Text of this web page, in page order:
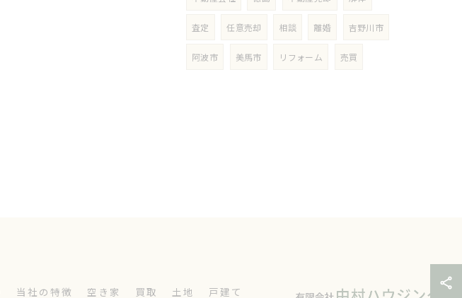
査定 任意売却 相談 離婚 吉野川市
阿波市 美馬市 リフォーム 売買
当社の特徴 空き家 買取 土地 戸建て